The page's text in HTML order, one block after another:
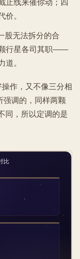
止线来催你动；四
价。
股无法拆分的合
行星各司其职——
道。
作，又不像三分相
强调的，同样两颗
同，所以定调的是